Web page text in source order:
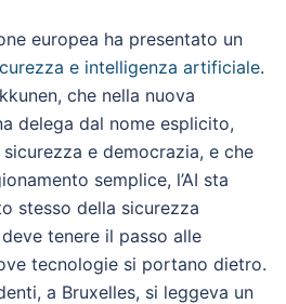
europea ha presentato un
e intelligenza artificiale.
che nella nuova
delega dal nome esplicito,
e democrazia, e che
semplice, l’AI sta
stesso della sicurezza
tenere il passo alle
tecnologie si portano dietro.
a Bruxelles, si leggeva un